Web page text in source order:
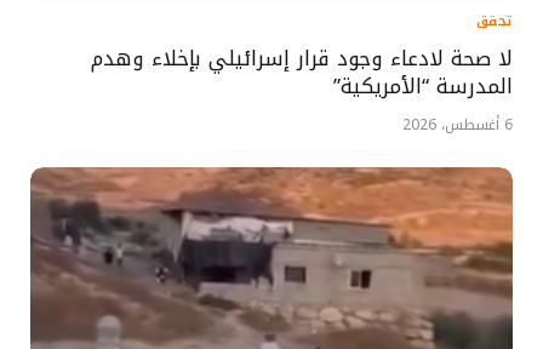
تحقق
لا صحة لادعاء وجود قرار إسرائيلي بإخلاء وهدم
المدرسة “الأمريكية”
6 أغسطس، 2026